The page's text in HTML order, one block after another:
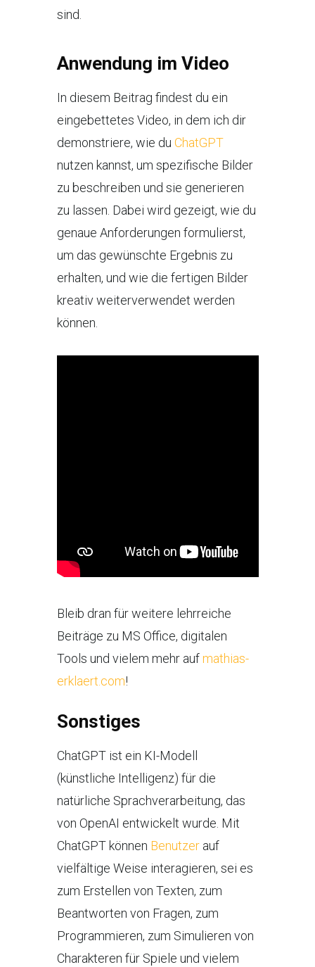
sind.
Anwendung im Video
In diesem Beitrag findest du ein
eingebettetes Video, in dem ich dir
demonstriere, wie du ChatGPT
nutzen kannst, um spezifische Bilder
zu beschreiben und sie generieren
zu lassen. Dabei wird gezeigt, wie du
genaue Anforderungen formulierst,
um das gewünschte Ergebnis zu
erhalten, und wie die fertigen Bilder
kreativ weiterverwendet werden
können.
Bleib dran für weitere lehrreiche
Beiträge zu MS Office, digitalen
Tools und vielem mehr aufmathias-
erklaert.com!
Sonstiges
ChatGPT ist ein KI-Modell
(künstliche Intelligenz) für die
natürliche Sprachverarbeitung, das
von OpenAI entwickelt wurde. Mit
ChatGPT können Benutzerauf
vielfältige Weise interagieren, sei es
zum Erstellen von Texten, zum
Beantworten von Fragen, zum
Programmieren, zum Simulieren von
Charakteren für Spiele und vielem